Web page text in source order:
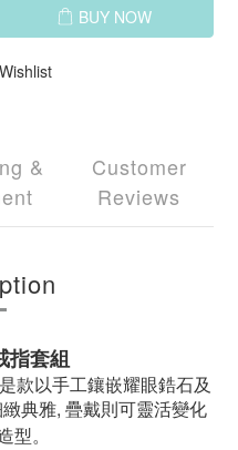
BUY NOW
&
Customer
Reviews
指套組
款以手工鑲嵌耀眼鋯石及
典雅, 疊戴則可靈活變化
型。